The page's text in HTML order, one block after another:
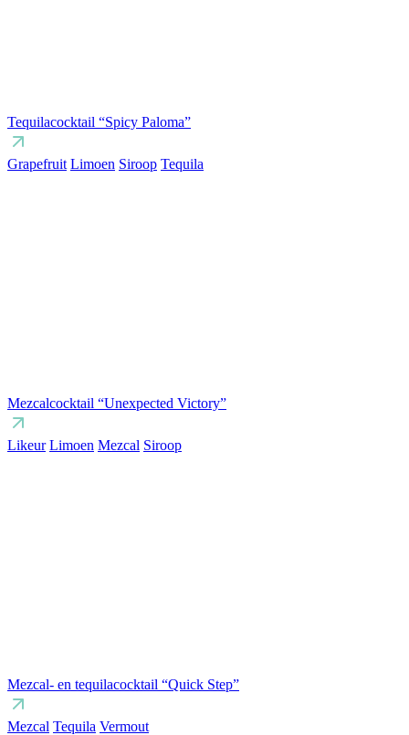
Tequilacocktail “Spicy Paloma”
Grapefruit Limoen Siroop Tequila
Mezcalcocktail “Unexpected Victory”
Likeur Limoen Mezcal Siroop
Mezcal- en tequilacocktail “Quick Step”
Mezcal Tequila Vermout